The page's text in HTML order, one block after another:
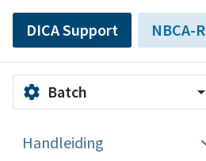
DICA Support NBCA-R
settings Batch arrow_drop_down
Handleiding